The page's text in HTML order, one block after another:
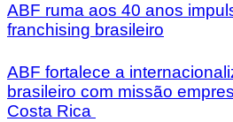
ABF ruma aos 40 anos
franchising brasileiro
ABF fortalece a
brasileiro com missão
Costa Rica